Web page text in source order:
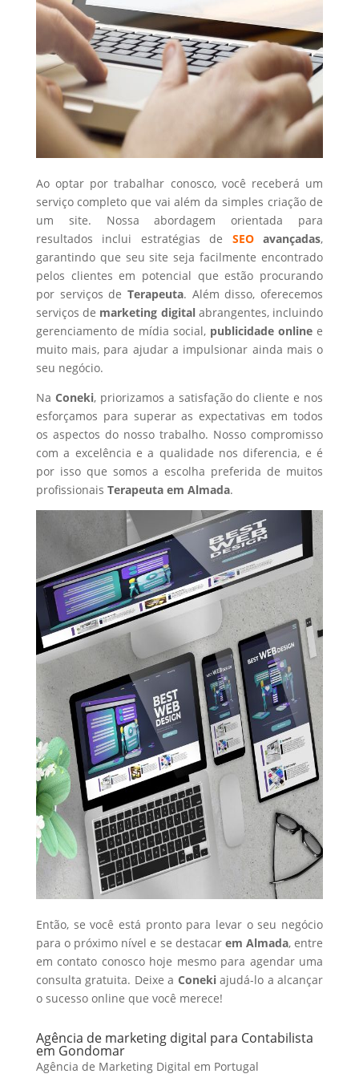
Ao optar por trabalhar conosco, você receberá um
serviço completo que vai além da simples criação de
um site. Nossa abordagem orientada para
resultados inclui estratégias de SEOavançadas,
garantindo que seu site seja facilmente encontrado
pelos clientes em potencial que estão procurando
por serviços de Terapeuta. Além disso, oferecemos
serviços de marketing digital abrangentes, incluindo
gerenciamento de mídia social, publicidade online e
muito mais, para ajudar a impulsionar ainda mais o
seu negócio.
Na Coneki, priorizamos a satisfação do cliente e nos
esforçamos para superar as expectativas em todos
os aspectos do nosso trabalho. Nosso compromisso
com a excelência e a qualidade nos diferencia, e é
por isso que somos a escolha preferida de muitos
profissionais Terapeutaem Almada.
Então, se você está pronto para levar o seu negócio
para o próximo nível e se destacar em Almada, entre
em contato conosco hoje mesmo para agendar uma
consulta gratuita. Deixe a Conekiajudá-lo a alcançar
o sucesso online que você merece!
Agência de marketing digital para Contabilista
em Gondomar
Agência de Marketing Digital em Portugal